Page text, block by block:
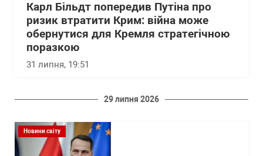
Карл Більдт попередив Путіна про
ризик втратити Крим: війна може
обернутися для Кремля стратегічною
поразкою
31 липня, 19:51
29 липня 2026
Новини світу